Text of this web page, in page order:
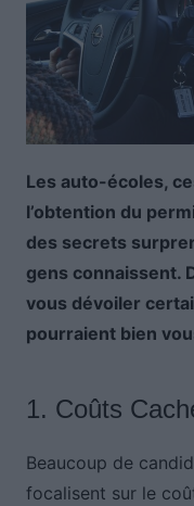
Les auto-écoles,
l’obtention du
des secrets
gens connaissent.
vous dévoiler
pourraient bien
1. Coûts
Beaucoup de
focalisent sur le